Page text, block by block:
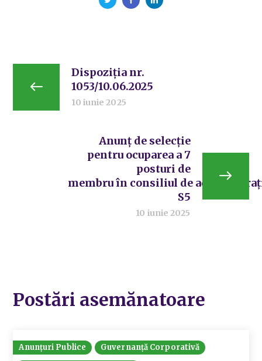
Dispoziția nr.
1053/10.06.2025
10 iunie 2025
Anunţ de selecție
pentru ocuparea a 7
posturi de
membru în consiliul de
S5
10 iunie 2025
Postări asemănatoare
Anunțuri Publice
Guvernanță Corporativă